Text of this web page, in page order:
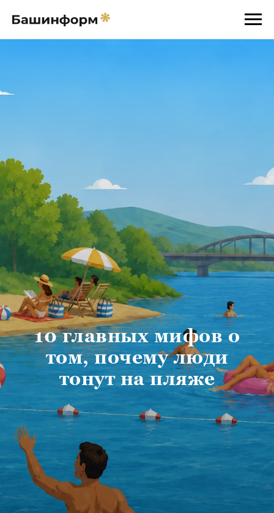
10 главных мифов о
том, почему люди
тонут на пляже